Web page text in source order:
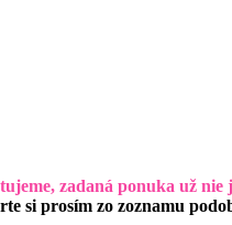
zadaná ponuka už nie
si prosím zo zoznamu